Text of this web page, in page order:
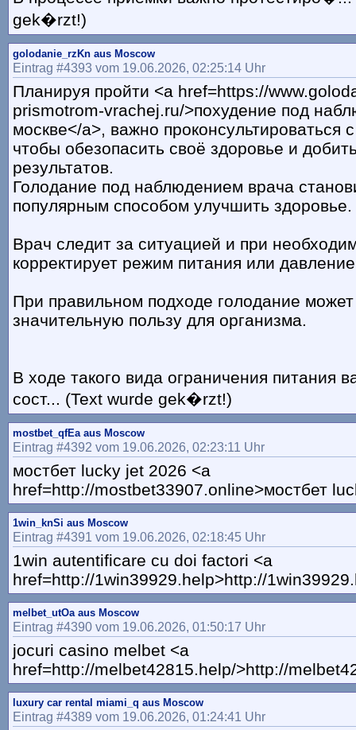
gek�rzt!)
golodanie_rzKn aus Moscow
Eintrag #4393 vom 19.06.2026, 02:25:14 Uhr
Планируя пройти <a href=https://
prismotrom-vrachej.ru/>похудение под
москве</a>, важно проконсультироваться
чтобы обезопасить своё здоровье и
результатов.
Голодание под наблюдением врача
популярным способом улучшить здоровье.
Врач следит за ситуацией и при
корректирует режим питания или
При правильном подходе голодание
значительную пользу для организма.
В ходе такого вида ограничения питания
сост... (Text wurde gek�rzt!)
mostbet_qfEa aus Moscow
Eintrag #4392 vom 19.06.2026, 02:23:11 Uhr
мостбет lucky jet 2026 <a
href=http://mostbet33907.online>мостбет
1win_knSi aus Moscow
Eintrag #4391 vom 19.06.2026, 02:18:45 Uhr
1win autentificare cu doi factori <a
href=http://1win39929.help>http://
melbet_utOa aus Moscow
Eintrag #4390 vom 19.06.2026, 01:50:17 Uhr
jocuri casino melbet <a
href=http://melbet42815.help/>http://
luxury car rental miami_q aus Moscow
Eintrag #4389 vom 19.06.2026, 01:24:41 Uhr